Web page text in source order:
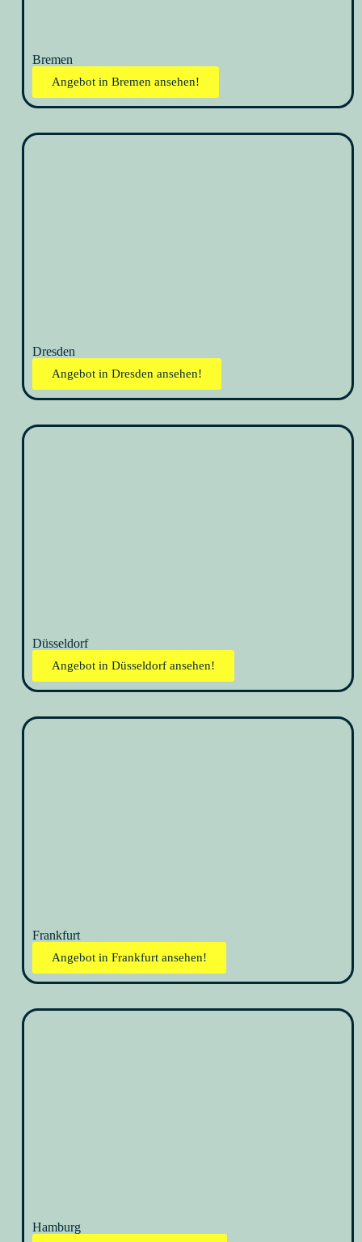
Bremen
Angebot in Bremen ansehen!
Dresden
Angebot in Dresden ansehen!
Düsseldorf
Angebot in Düsseldorf ansehen!
Frankfurt
Angebot in Frankfurt ansehen!
Hamburg